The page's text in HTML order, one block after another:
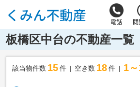
電話 閲
板橋区中台の不動産一覧
該当物件数 15件 空き数 18 件 1